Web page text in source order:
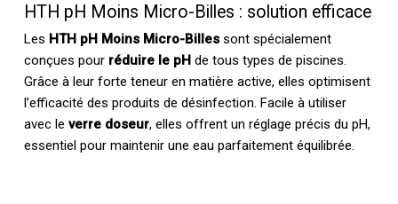
HTH pH Moins Micro-Billes : solution efficace
Les HTH pH Moins Micro-Billessont spécialement
conçues pour réduire le pHde tous types de piscines.
Grâce à leur forte teneur en matière active, elles optimisent
l’efficacité des produits de désinfection. Facile à utiliser
avec le verre doseur, elles offrent un réglage précis du pH,
essentiel pour maintenir une eau parfaitement équilibrée.